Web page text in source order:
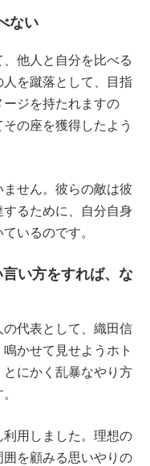
ない
他人と自分を比べる
を蹴落として、目指
ジを持たれますの
の座を獲得したよう
せん。彼らの敵は彼
るために、自分自身
いるのです。
い方をすれば、な
代表として、織田信
かせて見せようホト
とにかく乱暴なやり方
用しました。理想の
を顧みる思いやりの